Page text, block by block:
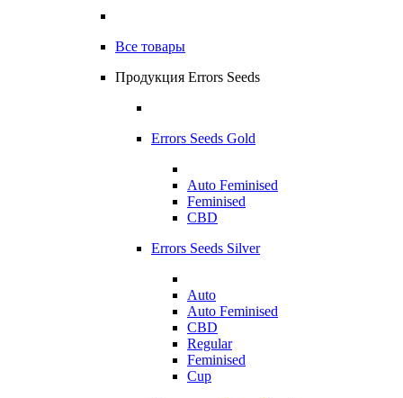
Все товары
Продукция Errors Seeds
Errors Seeds Gold
Auto Feminised
Feminised
CBD
Errors Seeds Silver
Auto
Auto Feminised
CBD
Regular
Feminised
Cup